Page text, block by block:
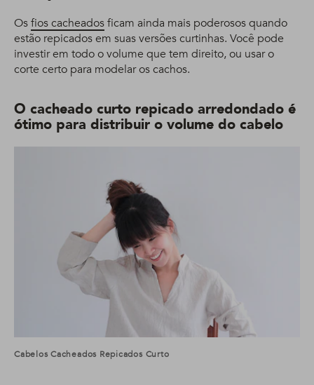
Osfios cacheadosficam ainda mais poderosos quando
estão repicados em suas versões curtinhas. Você pode
investir em todo o volume que tem direito, ou usar o
corte certo para modelar os cachos.
O cacheado curto repicado arredondado é
ótimo para distribuir o volume do cabelo
Cabelos Cacheados Repicados Curto